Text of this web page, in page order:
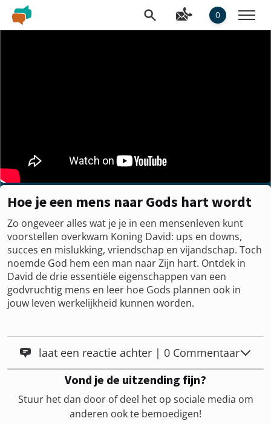
0
Hoe je een mens naar Gods hart wordt
Zo ongeveer alles wat je je in een mensenleven kunt
voorstellen overkwam Koning David: ups en downs,
succes en mislukking, vriendschap en vijandschap. Toch
noemde God hem een man naar Zijn hart. Ontdek in
David de drie essentiële eigenschappen van een
godvruchtig mens en leer hoe Gods plannen ook in
jouw leven werkelijkheid kunnen worden.
laat een reactie achter | 0 Commentaar
Vond je de uitzending fijn?
Stuur het dan door of deel het op sociale media om
anderen ook te bemoedigen!